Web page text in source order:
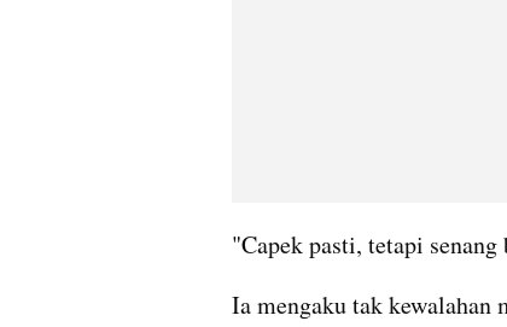
"Capek pasti, tetapi
Ia mengaku tak kewalahan